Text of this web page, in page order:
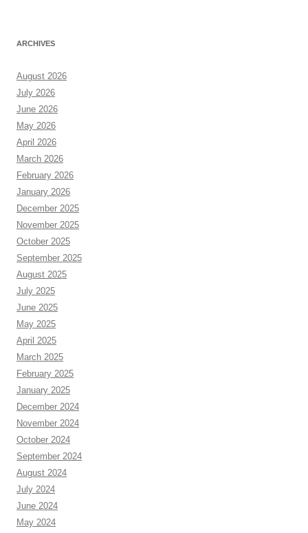
ARCHIVES
August 2026
July 2026
June 2026
May 2026
April 2026
March 2026
February 2026
January 2026
December 2025
November 2025
October 2025
September 2025
August 2025
July 2025
June 2025
May 2025
April 2025
March 2025
February 2025
January 2025
December 2024
November 2024
October 2024
September 2024
August 2024
July 2024
June 2024
May 2024